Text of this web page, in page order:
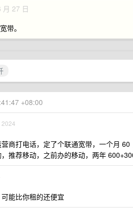
27 日
带。
+08:00
2024
商打电话，定了个联通宽带，一个月 60
推荐移动，之前办的移动，两年
能比你租的还便宜